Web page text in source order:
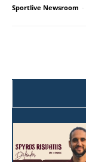
Sportlive Newsroom -